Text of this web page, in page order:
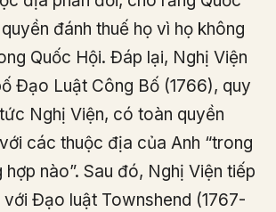
đánh thuế họ vì họ không
Quốc Hội. Đáp lại, Nghị Viện
Đạo Luật Công Bố (1766), quy
Nghị Viện, có toàn quyền
các thuộc địa của Anh “trong
nào”. Sau đó, Nghị Viện tiếp
Đạo luật Townshend (1767-